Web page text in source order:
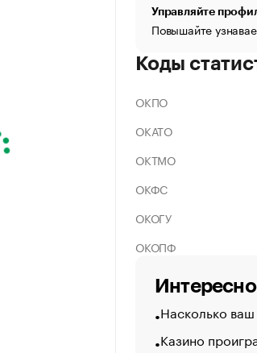
Управляйте
Повышайте
Коды
ОКПО
ОКАТО
ОКТМО
ОКФС
ОКОГУ
ОКОПФ
Насколько ваш
Казино